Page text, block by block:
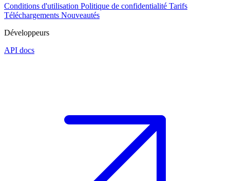
Conditions d'utilisation Politique de confidentialité Tarifs
Téléchargements Nouveautés
Développeurs
API docs